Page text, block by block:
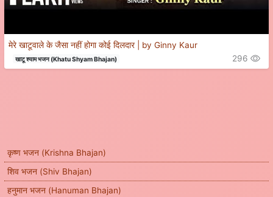
कृष्ण भजन (Krishna Bhajan)
शिव भजन (Shiv Bhajan)
हनुमान भजन (Hanuman Bhajan)
मेरे खाटूवाले के जैसा नहीं होगा कोई दिलदार | by Ginny Kaur
खाटू श्याम भजन (Khatu Shyam Bhajan) 296